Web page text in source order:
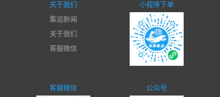
关于我们
集运新闻
关于我们
客服微信
小程序下单
客服微信 公众号